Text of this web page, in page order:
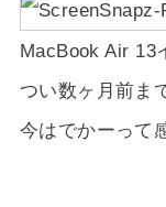
MacBook Air 13
つい数ヶ月前ま
今はでかーって